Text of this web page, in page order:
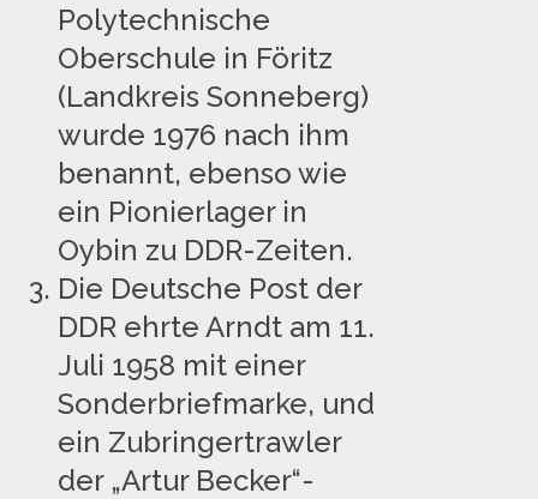
Polytechnische
Oberschule in Föritz
(Landkreis Sonneberg)
wurde 1976 nach ihm
benannt, ebenso wie
ein Pionierlager in
Oybin zu DDR-Zeiten.
Die Deutsche Post der
DDR ehrte Arndt am 11.
Juli 1958 mit einer
Sonderbriefmarke, und
ein Zubringertrawler
der „Artur Becker“-